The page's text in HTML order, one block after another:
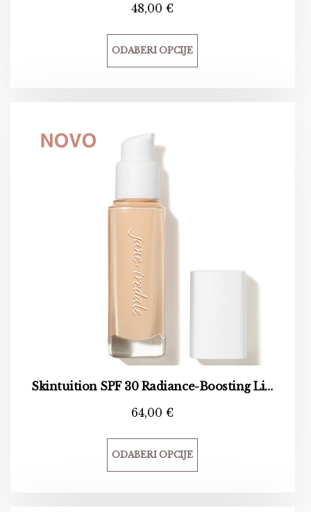
48,00€
ODABERI OPCIJE
Skintuition SPF 30 Radiance-Boosting Liquid Foundation
64,00€
ODABERI OPCIJE